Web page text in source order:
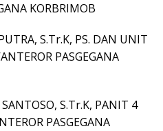
KORBRIMOB
S.Tr.K, PS. DAN UNIT
PASGEGANA
S.Tr.K, PANIT 4
PASGEGANA